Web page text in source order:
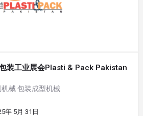
装工业展会Plasti & Pack Pakistan
械 包装成型机械
年 5月 31日